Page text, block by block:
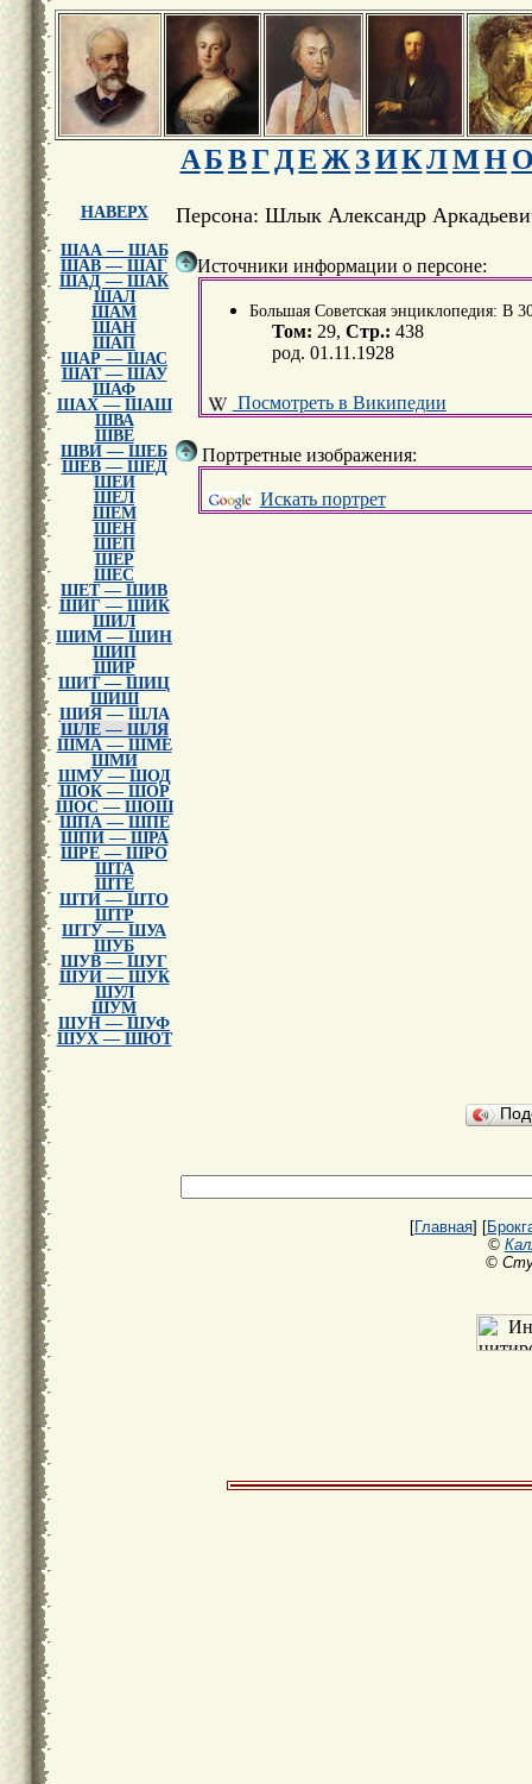
АБВГ ДЕ Ж ЗИКЛМН
НАВЕРХ
ШАА — ШАБ
ШАВ — ШАГ
ШАД — ШАК
ШАЛ
ШАМ
ШАН
ШАП
ШАР — ШАС
ШАТ — ШАУ
ШАФ
ШАХ — ШАШ
ШВА
ШВЕ
ШВИ — ШЕБ
ШЕВ — ШЕД
ШЕИ
ШЕЛ
ШЕМ
ШЕН
ШЕП
ШЕР
ШЕС
ШЕТ — ШИВ
ШИГ — ШИК
ШИЛ
ШИМ — ШИН
ШИП
ШИР
ШИТ — ШИЦ
ШИШ
ШИЯ — ШЛА
ШЛЕ — ШЛЯ
ШМА — ШМЕ
ШМИ
ШМУ — ШОД
ШОК — ШОР
ШОС — ШОШ
ШПА — ШПЕ
ШПИ — ШРА
ШРЕ — ШРО
ШТА
ШТЕ
ШТИ — ШТО
ШТР
ШТУ — ШУА
ШУБ
ШУВ — ШУГ
ШУИ — ШУК
ШУЛ
ШУМ
ШУН — ШУФ
ШУХ — ШЮТ
Персона: Шлык Александр
Источники информации о персоне:
Большая Советская энциклопедия: В
Том: 29, Стр.: 438
род. 01.11.1928
Посмотреть в Википедии
Портретные изображения:
Искать портрет
[Главная] [
©
©